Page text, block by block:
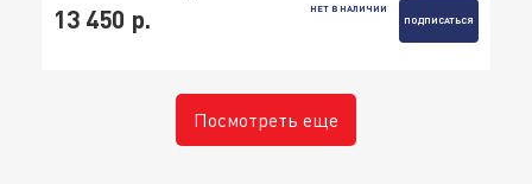
13 450 р.
НЕТ В НАЛИЧИИ
ПОДПИСАТЬСЯ
Посмотреть еще